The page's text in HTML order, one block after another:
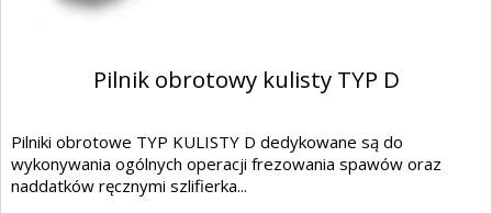
Pilnik obrotowy kulisty TYP D
Pilniki obrotowe TYP KULISTY D dedykowane są do
wykonywania ogólnych operacji frezowania spawów oraz
naddatków ręcznymi szlifierka...